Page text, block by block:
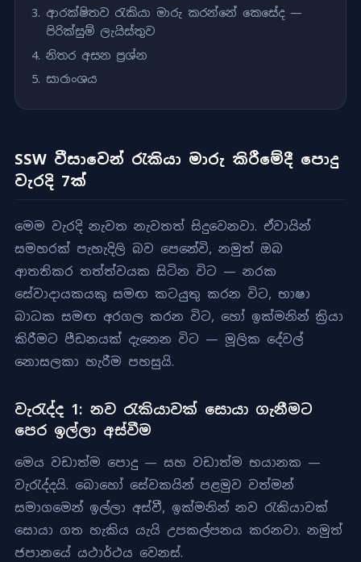
ආරක්ෂිතව රැකියා මාරු කරන්නේ කෙසේද —
පිරික්සුම් ලැයිස්තුව
නිතර අසන ප්‍රශ්න
සාරාංශය
SSW වීසාවෙන් රැකියා මාරු කිරීමේදී පොදු
වැරදි 7ක්
මෙම වැරදි නැවත නැවතත් සිදුවෙනවා. ඒවායින්
සමහරක් පැහැදිලි බව පෙනේවි, නමුත් ඔබ
ආතතිකර තත්ත්වයක සිටින විට — නරක
සේවාදායකයකු සමඟ කටයුතු කරන විට, භාෂා
බාධක සමඟ අරගල කරන විට, හෝ ඉක්මනින් ක්‍රියා
කිරීමට පීඩනයක් දැනෙන විට — මූලික දේවල්
නොසලකා හැරීම පහසුයි.
වැරැද්ද 1: නව රැකියාවක් සොයා ගැනීමට
පෙර ඉල්ලා අස්වීම
මෙය වඩාත්ම පොදු — සහ වඩාත්ම භයානක —
වැරැද්දයි. බොහෝ සේවකයින් පළමුව වත්මන්
සමාගමෙන් ඉල්ලා අස්වී, ඉක්මනින් නව රැකියාවක්
සොයා ගත හැකිය යැයි උපකල්පනය කරනවා. නමුත්
ජපානයේ යථාර්ථය වෙනස්.